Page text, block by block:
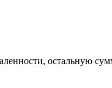
остальную